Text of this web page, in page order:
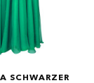
SCHWARZER